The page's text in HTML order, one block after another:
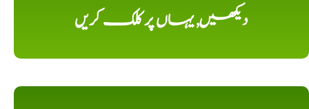
دیکھیں, یہاں پر کلک کریں